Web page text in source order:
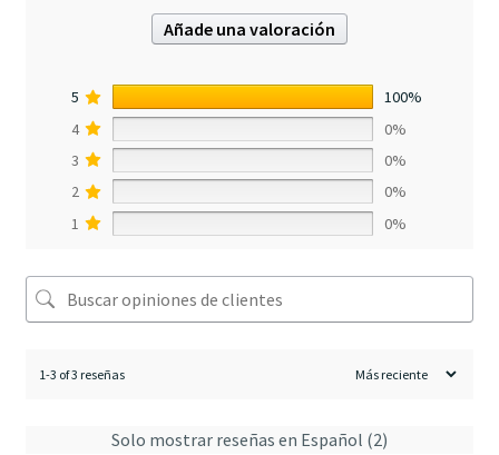
Añade una valoración
5
100%
4
0%
3
0%
2
0%
1
0%
1-3 of 3 reseñas
Solo mostrar reseñas en Español (2)